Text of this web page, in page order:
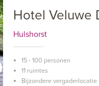
Hotel Veluwe
Hulshorst
15 - 100 personen
11 ruimtes
Bijzondere vergaderlocatie